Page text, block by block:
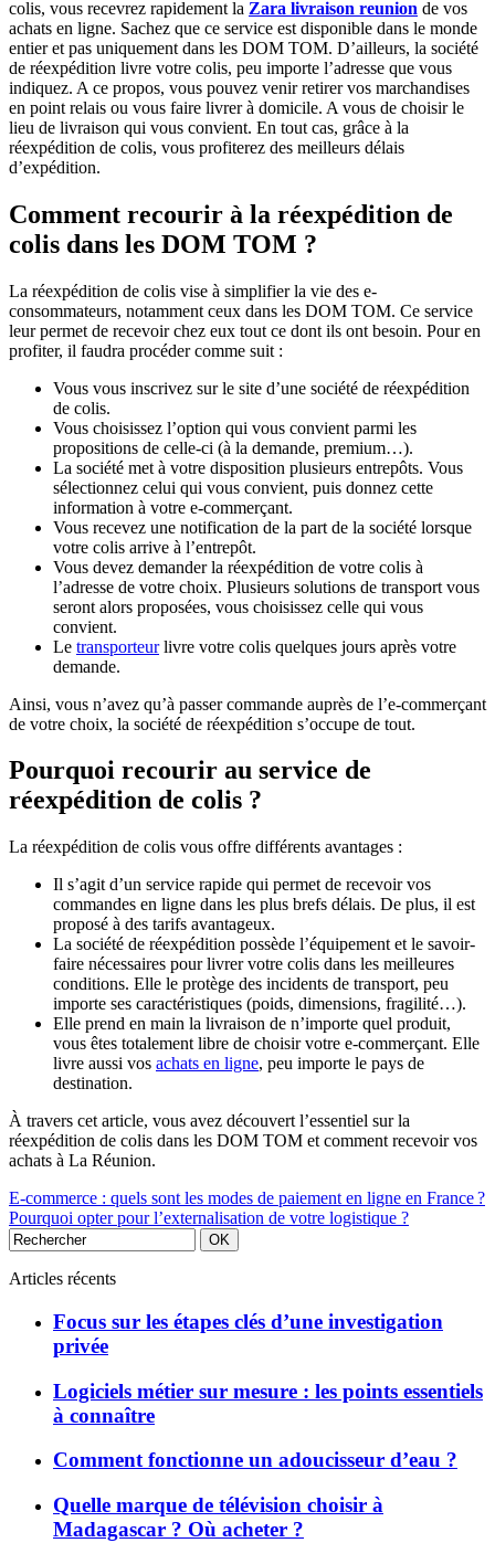
colis, vous recevrez rapidement la Zara livraison reunion de vos
achats en ligne. Sachez que ce service est disponible dans le monde
entier et pas uniquement dans les DOM TOM. D’ailleurs, la société
de réexpédition livre votre colis, peu importe l’adresse que vous
indiquez. A ce propos, vous pouvez venir retirer vos marchandises
en point relais ou vous faire livrer à domicile. A vous de choisir le
lieu de livraison qui vous convient. En tout cas, grâce à la
réexpédition de colis, vous profiterez des meilleurs délais
d’expédition.
Comment recourir à la réexpédition de
colis dans les DOM TOM ?
La réexpédition de colis vise à simplifier la vie des e-
consommateurs, notamment ceux dans les DOM TOM. Ce service
leur permet de recevoir chez eux tout ce dont ils ont besoin. Pour en
profiter, il faudra procéder comme suit :
Vous vous inscrivez sur le site d’une société de réexpédition
de colis.
Vous choisissez l’option qui vous convient parmi les
propositions de celle-ci (à la demande, premium…).
La société met à votre disposition plusieurs entrepôts. Vous
sélectionnez celui qui vous convient, puis donnez cette
information à votre e-commerçant.
Vous recevez une notification de la part de la société lorsque
votre colis arrive à l’entrepôt.
Vous devez demander la réexpédition de votre colis à
l’adresse de votre choix. Plusieurs solutions de transport vous
seront alors proposées, vous choisissez celle qui vous
convient.
Le transporteurlivre votre colis quelques jours après votre
demande.
Ainsi, vous n’avez qu’à passer commande auprès de l’e-commerçant
de votre choix, la société de réexpédition s’occupe de tout.
Pourquoi recourir au service de
réexpédition de colis ?
La réexpédition de colis vous offre différents avantages :
Il s’agit d’un service rapide qui permet de recevoir vos
commandes en ligne dans les plus brefs délais. De plus, il est
proposé à des tarifs avantageux.
La société de réexpédition possède l’équipement et le savoir-
faire nécessaires pour livrer votre colis dans les meilleures
conditions. Elle le protège des incidents de transport, peu
importe ses caractéristiques (poids, dimensions, fragilité…).
Elle prend en main la livraison de n’importe quel produit,
vous êtes totalement libre de choisir votre e-commerçant. Elle
livre aussi vos achats en ligne, peu importe le pays de
destination.
À travers cet article, vous avez découvert l’essentiel sur la
réexpédition de colis dans les DOM TOM et comment recevoir vos
achats à La Réunion.
E-commerce : quels sont les modes de paiement en ligne en France ?
Pourquoi opter pour l’externalisation de votre logistique ?
Articles récents
Focus sur les étapes clés d’une investigation
privée
Logiciels métier sur mesure : les points essentiels
à connaître
Comment fonctionne un adoucisseur d’eau ?
Quelle marque de télévision choisir à
Madagascar ? Où acheter ?